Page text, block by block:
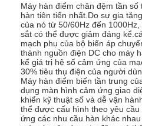
Máy hàn điểm chân đệm tần
hàn tiên tiến nhất.Do sự gia
của nó từ 50/60Hz đến
sắt có thể được giảm đáng
mạch phụ của bộ biến áp
thành nguồn điện DC cho máy
kể giá trị hệ số cảm ứng của
30% tiêu thụ điện của người
Máy hàn điểm biến tần trung
dụng màn hình cảm ứng giao
khiển kỹ thuật số và dễ vận
thể được cấu hình theo yêu
ứng các nhu cầu hàn khác